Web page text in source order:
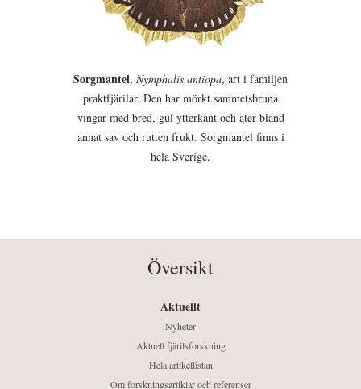
Sorgmantel, Nymphalis antiopa, art i familjen
praktfjärilar. Den har mörkt sammetsbruna
vingar med bred, gul ytterkant och äter bland
annat sav och rutten frukt. Sorgmantel finns i
hela Sverige.
Översikt
Aktuellt
Nyheter
Aktuell fjärilsforskning
Hela artikellistan
Om forskningsartiklar och referenser